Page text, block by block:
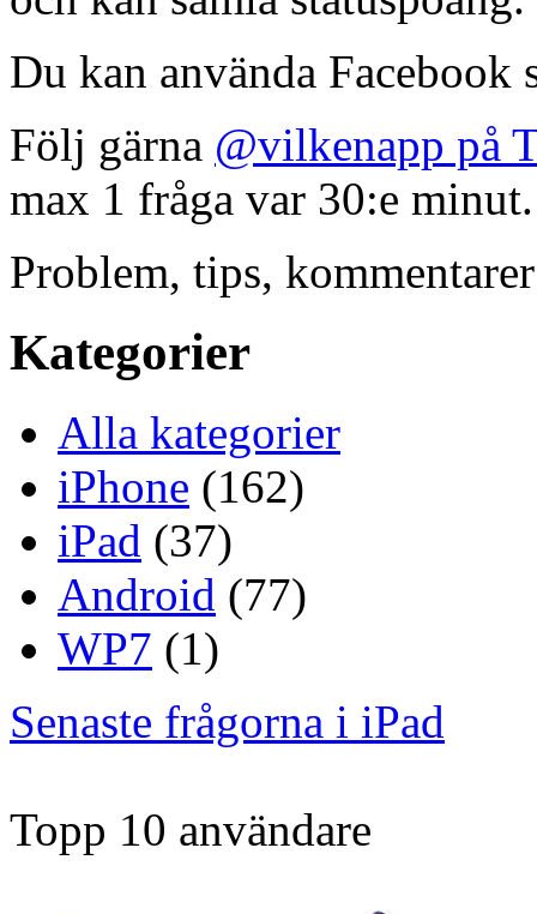
Du kan använda
Följ gärna @vilkenapp på
max 1 fråga var 30:e minut.
Problem, tips,
Kategorier
Alla kategorier
iPhone (162)
iPad (37)
Android (77)
WP7 (1)
Senaste frågorna i iPad
Topp 10 användare